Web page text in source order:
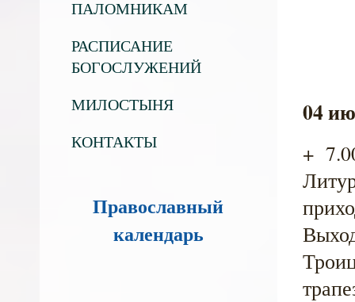
ПАЛОМНИКАМ
РАСПИСАНИЕ
БОГОСЛУЖЕНИЙ
МИЛОСТЫНЯ
КОНТАКТЫ
Православный
календарь
04
+